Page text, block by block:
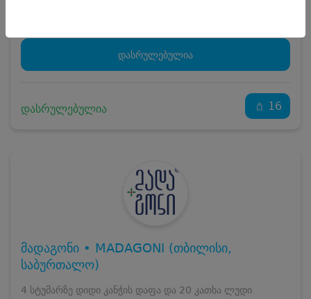
დასრულებულია
დასრულებულია 16
მადაგონი • MADAGONI (თბილისი,
საბურთალო)
4 სტუმარზე დიდი კანჭის დაფა და 20 კათხა ლუდი